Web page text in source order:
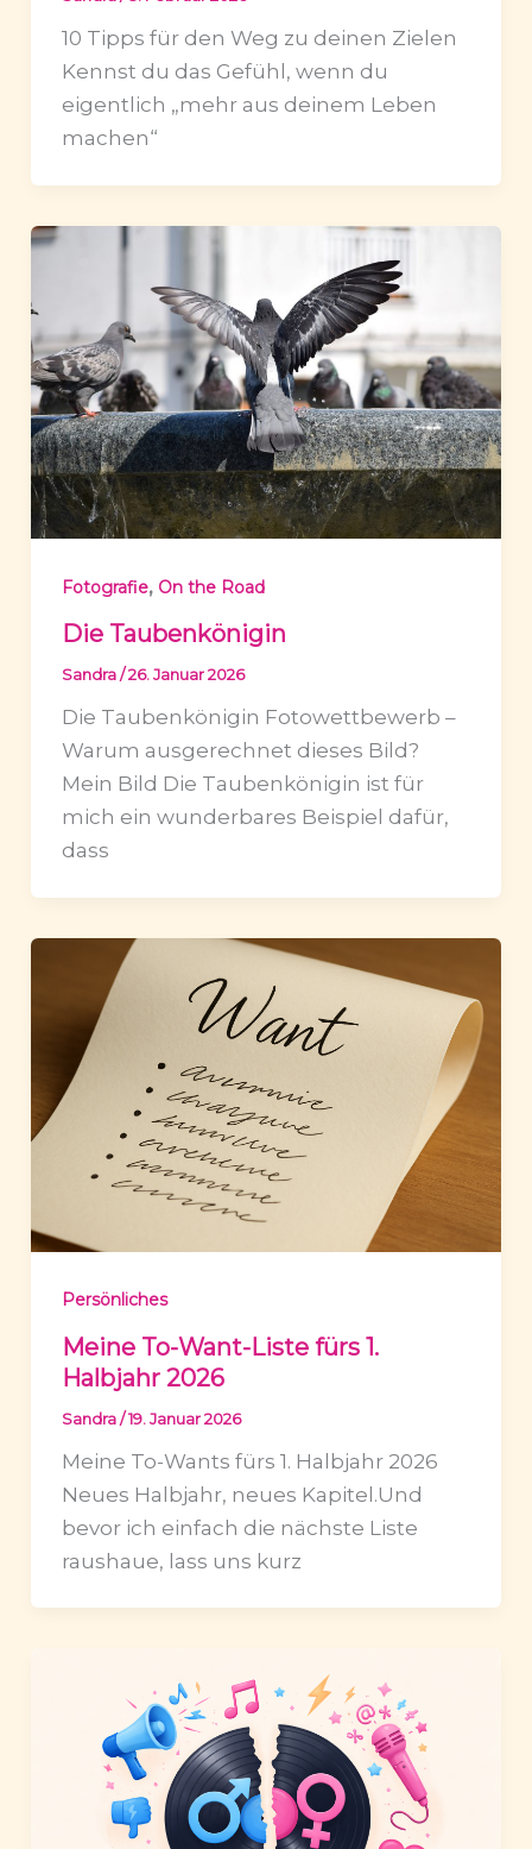
10 Tipps für den Weg zu deinen Zielen
Kennst du das Gefühl, wenn du
eigentlich „mehr aus deinem Leben
machen“
Fotografie, On the Road
Die Taubenkönigin
Sandra/26. Januar 2026
Die Taubenkönigin Fotowettbewerb –
Warum ausgerechnet dieses Bild?
Mein Bild Die Taubenkönigin ist für
mich ein wunderbares Beispiel dafür,
dass
Persönliches
Meine To-Want-Liste fürs 1.
Halbjahr 2026
Sandra/19. Januar 2026
Meine To-Wants fürs 1. Halbjahr 2026
Neues Halbjahr, neues Kapitel.Und
bevor ich einfach die nächste Liste
raushaue, lass uns kurz